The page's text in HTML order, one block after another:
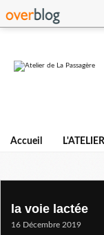
Accueil
la voie lactée
16 Décembre 2019